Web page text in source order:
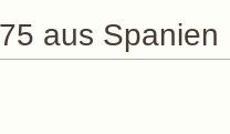
aus Spanien